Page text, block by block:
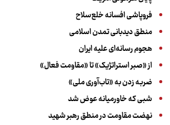
فروپاشی افسانه خلع‌سلاح
منطق دیدبانی تمدن اسلامی
هجوم رسانه‌ای علیه ایران
از «صبر استراتژیک» تا «مقاومت فعال»
ضربه زدن به «تاب‌آوری ملی»
شبی که خاورمیانه عوض شد
نهضت مقاومت در منطق رهبر شهید